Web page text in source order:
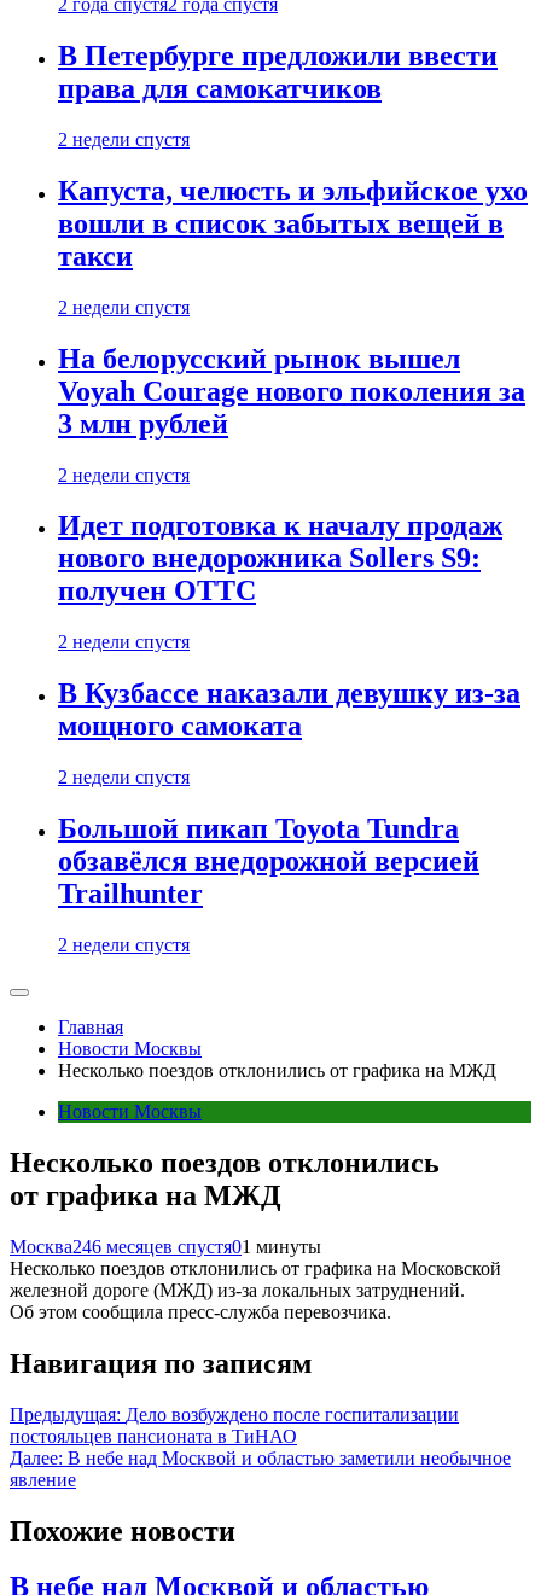
2 года спустя2 года спустя
В Петербурге предложили ввести
права для самокатчиков
2 недели спустя
Капуста, челюсть и эльфийское ухо
вошли в список забытых вещей в
такси
2 недели спустя
На белорусский рынок вышел
Voyah Courage нового поколения за
3 млн рублей
2 недели спустя
Идет подготовка к началу продаж
нового внедорожника Sollers S9:
получен ОТТС
2 недели спустя
В Кузбассе наказали девушку из-за
мощного самоката
2 недели спустя
Большой пикап Toyota Tundra
обзавёлся внедорожной версией
Trailhunter
2 недели спустя
Главная
Новости Москвы
Несколько поездов отклонились от графика на МЖД
Новости Москвы
Несколько поездов отклонились
от графика на МЖД
Москва246 месяцев спустя01 минуты
Несколько поездов отклонились от графика на Московской
железной дороге (МЖД) из-за локальных затруднений.
Об этом сообщила пресс-служба перевозчика.
Навигация по записям
Предыдущая: Дело возбуждено после госпитализации
постояльцев пансионата в ТиНАО
Далее: В небе над Москвой и областью заметили необычное
явление
Похожие новости
В небе над Москвой и областью